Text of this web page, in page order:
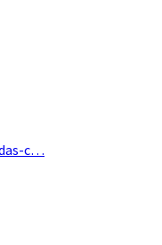
c…